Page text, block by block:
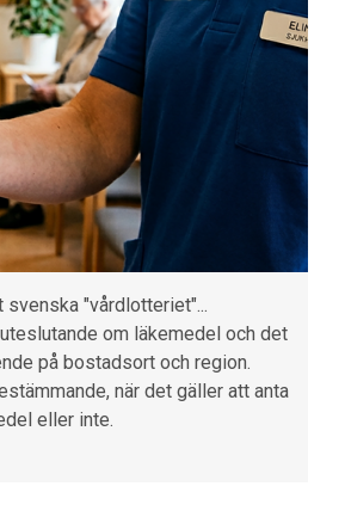
"vårdlotteriet"...
om läkemedel och det
på bostadsort och region.
när det gäller att anta
eller inte.